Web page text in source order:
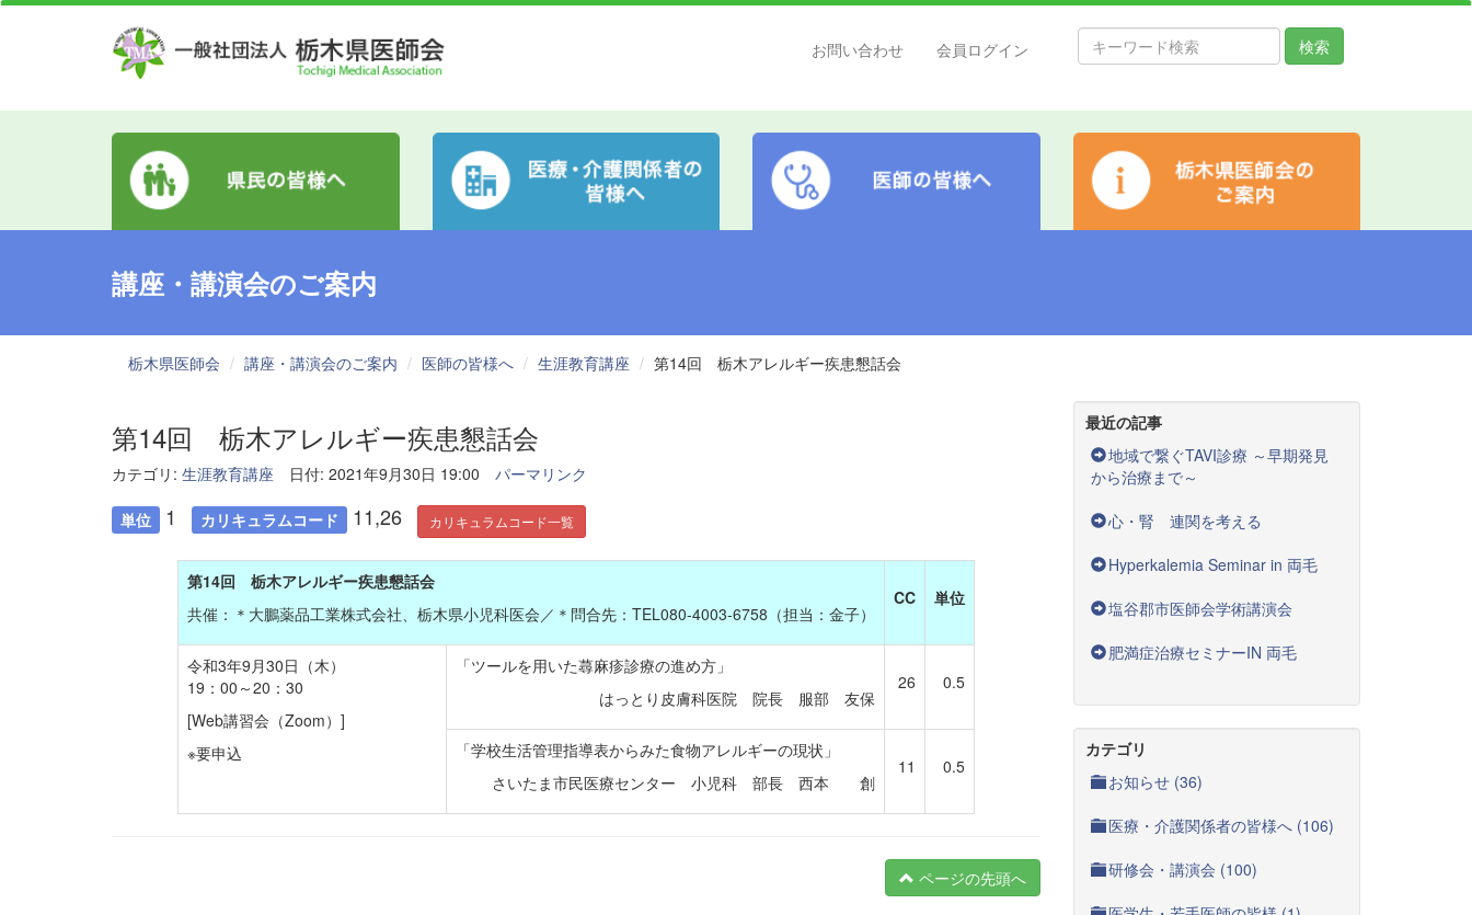
検索
お問い合わせ 会員ログイン
講座・講演会のご案内
栃木県医師会 講座・講演会のご案内 医師の皆様へ 生涯教育講座 第14回 栃木アレルギー疾患懇話会
第14回 栃木アレルギー疾患懇話会
カテゴリ: 生涯教育講座 日付: 2021年9月30日 19:00 パーマリンク
単位 1 カリキュラムコード 11,26 カリキュラムコード一覧
第14回 栃木アレルギー疾患懇話会
共催：＊大鵬薬品工業株式会社、栃木県小児科医会／＊問合先：TEL080-4003-6758（担当：金子）
CC 単位
令和3年9月30日（木）
19：00～20：30
[Web講習会（Zoom）]
※要申込
「ツールを用いた蕁麻疹診療の進め方」
はっとり皮膚科医院 院長 服部 友保
26 0.5
「学校生活管理指導表からみた食物アレルギーの現状」
さいたま市民医療センター 小児科 部長 西本 創
11 0.5
ページの先頭へ
最近の記事
地域で繋ぐTAVI診療 ～早期発見
から治療まで～
心・腎 連関を考える
Hyperkalemia Seminar in 両毛
塩谷郡市医師会学術講演会
肥満症治療セミナーIN 両毛
カテゴリ
お知らせ (36)
医療・介護関係者の皆様へ (106)
研修会・講演会 (100)